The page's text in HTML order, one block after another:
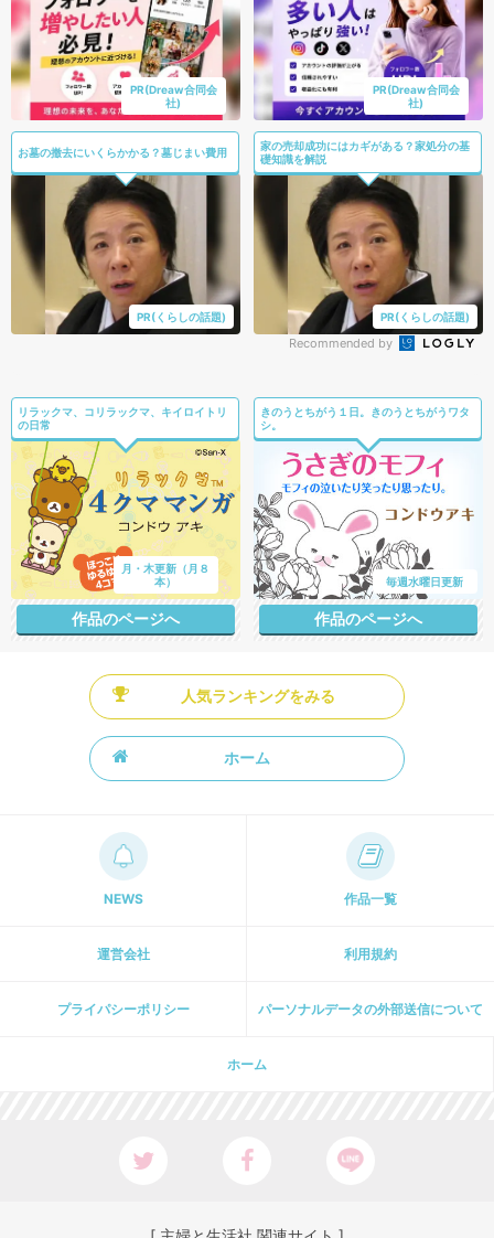
PR(Dreaw合同会
社)
PR(Dreaw合同会
社)
お墓の撤去にいくらかかる？墓じまい費用
PR(くらしの話題)
家の売却成功にはカギがある？家処分の基
礎知識を解説
PR(くらしの話題)
Recommended by
リラックマ、コリラックマ、キイロイトリ
の日常
月・木更新（月８
本）
作品のページへ
きのうとちがう１日。きのうとちがうワタ
シ。
毎週水曜日更新
作品のページへ
人気ランキングをみる
ホーム
NEWS 作品一覧
運営会社 利用規約
プライパシーポリシー パーソナルデータの外部送信について
ホーム